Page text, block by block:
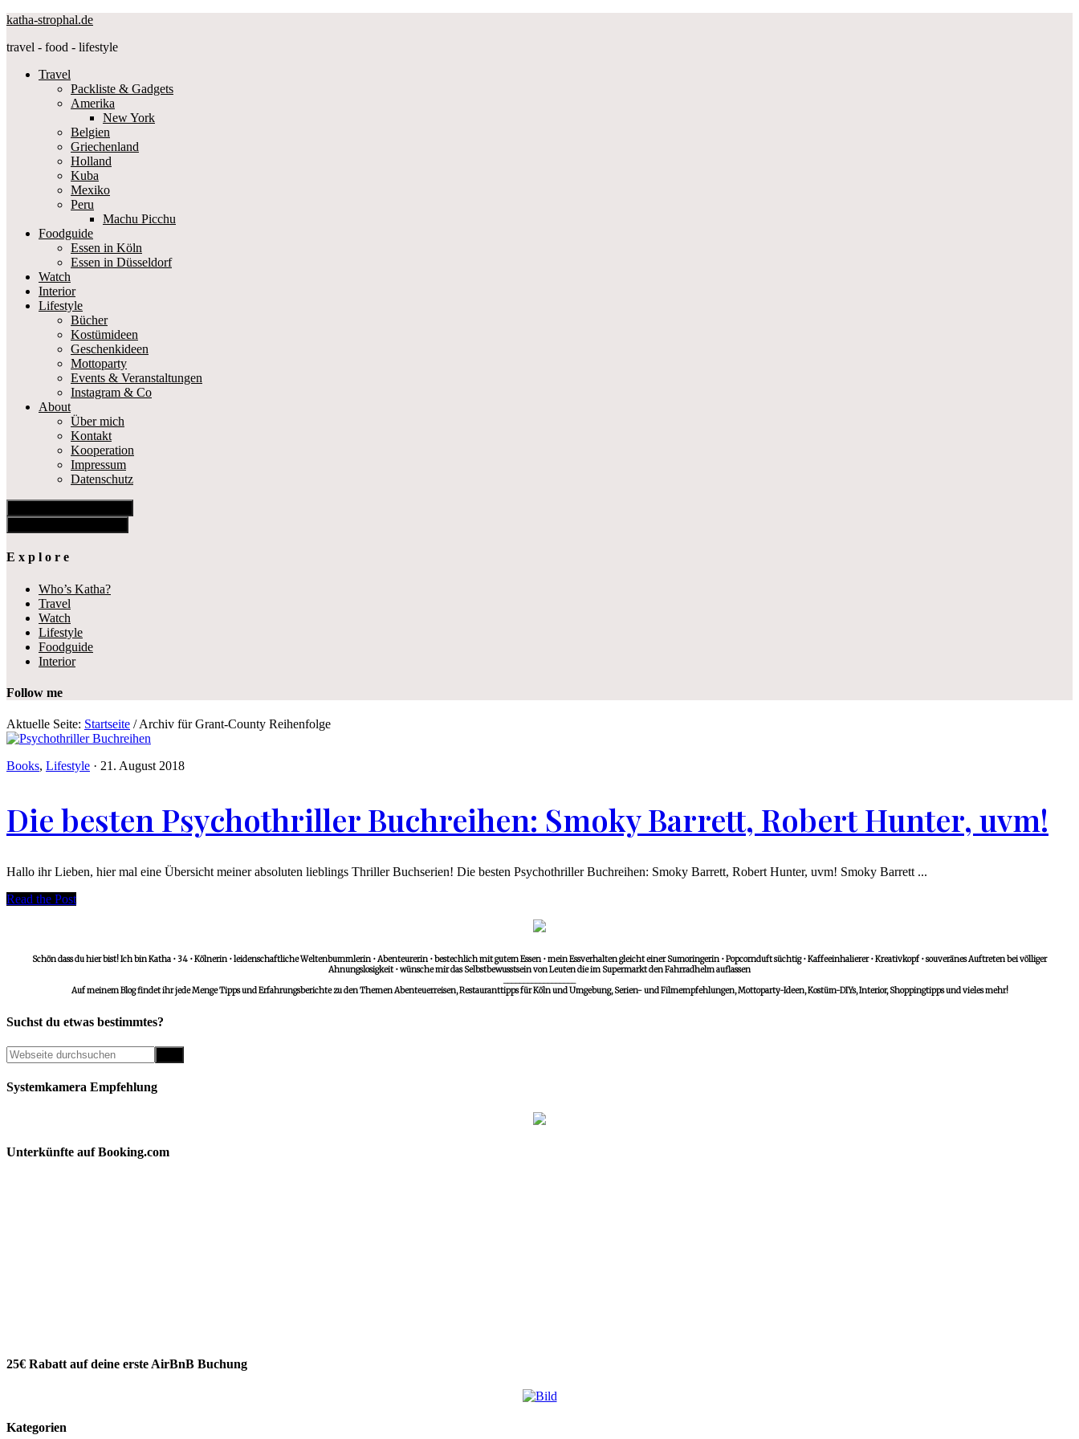
katha-strophal.de
travel - food - lifestyle
Travel
Packliste & Gadgets
Amerika
New York
Belgien
Griechenland
Holland
Kuba
Mexiko
Peru
Machu Picchu
Foodguide
Essen in Köln
Essen in Düsseldorf
Watch
Interior
Lifestyle
Bücher
Kostümideen
Geschenkideen
Mottoparty
Events & Veranstaltungen
Instagram & Co
About
Über mich
Kontakt
Kooperation
Impressum
Datenschutz
E x p l o r e
Who’s Katha?
Travel
Watch
Lifestyle
Foodguide
Interior
Follow me
Aktuelle Seite: Startseite /Archiv für Grant-County Reihenfolge
Books, Lifestyle · 21. August 2018
Die besten Psychothriller Buchreihen: Smoky Barrett, Robert Hunter, uvm!
Hallo ihr Lieben, hier mal eine Übersicht meiner absoluten lieblings Thriller Buchserien! Die besten Psychothriller Buchreihen: Smoky Barrett, Robert Hunter, uvm! Smoky Barrett ...
Read the Post
Schön dass du hier bist! Ich bin Katha • 34 • Kölnerin • leidenschaftliche Weltenbummlerin • Abenteurerin • bestechlich mit gutem Essen • mein Essverhalten gleicht einer Sumoringerin • Popcornduft süchtig • Kaffeeinhalierer • Kreativkopf • souveränes Auftreten bei völliger
Ahnungslosigkeit • wünsche mir das Selbstbewusstsein von Leuten die im Supermarkt den Fahrradhelm auflassen
__________________
Auf meinem Blog findet ihr jede Menge Tipps und Erfahrungsberichte zu den Themen Abenteuerreisen, Restauranttipps für Köln und Umgebung, Serien- und Filmempfehlungen, Mottoparty-Ideen, Kostüm-DIYs, Interior, Shoppingtipps und vieles mehr!
Suchst du etwas bestimmtes?
Systemkamera Empfehlung
Unterkünfte auf Booking.com
25€ Rabatt auf deine erste AirBnB Buchung
Kategorien